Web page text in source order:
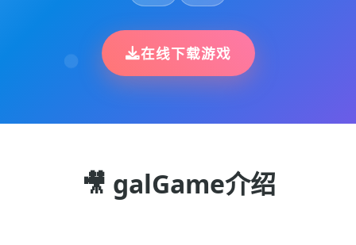
在线下载游戏
🎥 galGame介绍